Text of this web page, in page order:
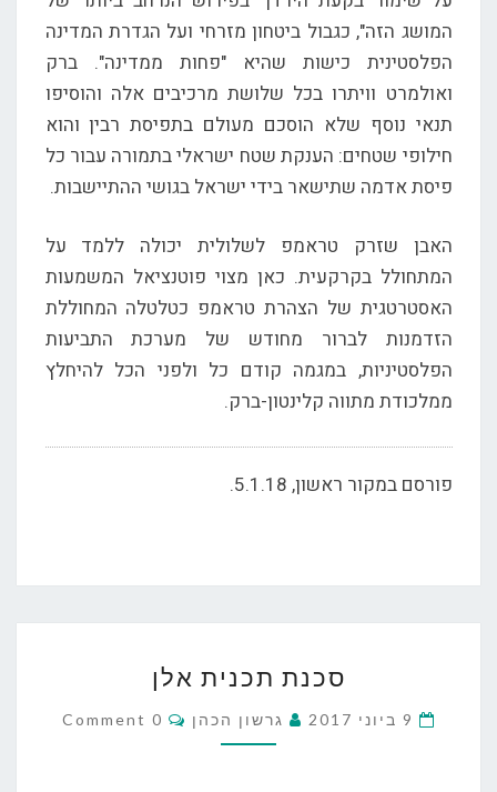
המושג הזה", כגבול ביטחון מזרחי ועל הגדרת המדינה
הפלסטינית כישות שהיא "פחות ממדינה". ברק
ואולמרט וויתרו בכל שלושת מרכיבים אלה והוסיפו
תנאי נוסף שלא הוסכם מעולם בתפיסת רבין והוא
חילופי שטחים: הענקת שטח ישראלי בתמורה עבור כל
פיסת אדמה שתישאר בידי ישראל בגושי ההתיישבות.
האבן שזרק טראמפ לשלולית יכולה ללמד על
המתחולל בקרקעית. כאן מצוי פוטנציאל המשמעות
האסטרטגית של הצהרת טראמפ כטלטלה המחוללת
הזדמנות לברור מחודש של מערכת התביעות
הפלסטיניות, במגמה קודם כל ולפני הכל להיחלץ
ממלכודת מתווה קלינטון-ברק.
פורסם במקור ראשון, 5.1.18.
תכנית
סכנת תכנית אלן
9 ביוני 2017 גרשון הכהן Comments
0 Comment